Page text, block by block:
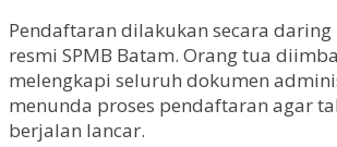
Pendaftaran dilakukan secara
resmi SPMB Batam. Orang tua
melengkapi seluruh dokumen
menunda proses pendaftaran agar
berjalan lancar.